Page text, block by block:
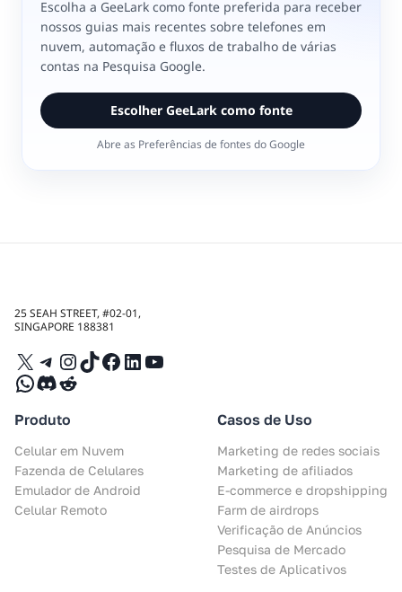
Escolha a GeeLark como fonte preferida para receber
nossos guias mais recentes sobre telefones em
nuvem, automação e fluxos de trabalho de várias
contas na Pesquisa Google.
Escolher GeeLark como fonte
Abre as Preferências de fontes do Google
25 SEAH STREET, #02-01,
SINGAPORE 188381
X Telegram
Instagram
TikTok
Facebook
LinkedIn
YouTube
WhatsApp
Discord
Reddit
Produto
Celular em Nuvem
Fazenda de Celulares
Emulador de Android
Celular Remoto
Casos de Uso
Marketing de redes sociais
Marketing de afiliados
E-commerce e dropshipping
Farm de airdrops
Verificação de Anúncios
Pesquisa de Mercado
Testes de Aplicativos